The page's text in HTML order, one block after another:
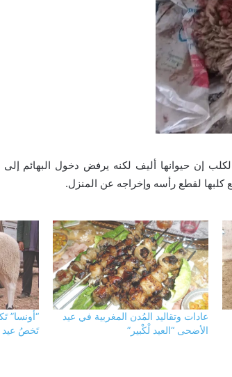
إن حيوانها أليف لكنه يرفض دخول البهائم
كلبها لقطع رأسه وإخراجه عن المنزل.
عادات وتقاليد المُدن المغربية في عيد
الأضحى “العيد لْكْبير”
تَخصُ عيد